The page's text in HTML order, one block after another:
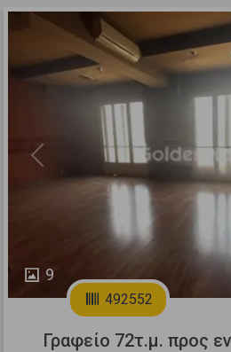
9
Previous
492552
Γραφείο 72τ.μ. προς